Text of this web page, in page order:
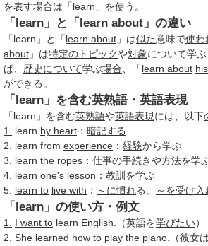
を表す場合は「learn」を使う。
「learn」と「learn about」の違い
「learn」と「learn about 」は似た意味で使わ
about 」は特定の トピックや対象について学
ば、 歴史について学ぶ場合 、「learn about
ができる。
「learn」を含む英熟語・英語表現
「learn」を含む英熟語や英語表現には、以下
1.
learn by heart ： 暗記する
2. learn from experience ： 経験から学ぶ
3. learn the ropes ： 仕事の手続きや方法を学
4. learn one's lesson ： 教訓 を学ぶ
5. learn to live with ： ～に慣れる、 ～を受け入
「learn」の使い方・例文
1. I want to learn English.（英語を学びたい）
2. She learned how to play the piano.（彼女は